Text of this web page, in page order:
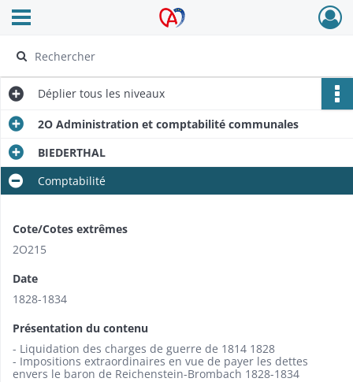
Archives Alsace - Colmar
Ouvrir le menu déroulant
Déplier tous les niveaux
2O Administration et comptabilité communales
BIEDERTHAL
Comptabilité
Cote/Cotes extrêmes
2O215
Date
1828-1834
Présentation du contenu
- Liquidation des charges de guerre de 1814 1828
- Impositions extraordinaires en vue de payer les dettes
envers le baron de Reichenstein-Brombach 1828-1834